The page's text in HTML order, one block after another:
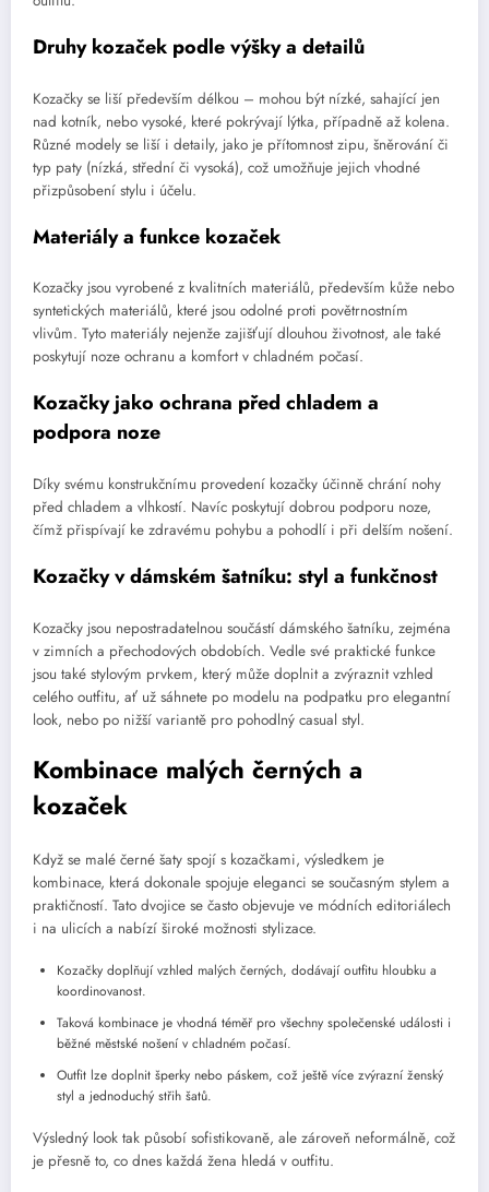
Druhy kozaček podle výšky a detailů
Kozačky se liší především délkou – mohou být nízké, sahající jen
nad kotník, nebo vysoké, které pokrývají lýtka, případně až kolena.
Různé modely se liší i detaily, jako je přítomnost zipu, šněrování či
typ paty (nízká, střední či vysoká), což umožňuje jejich vhodné
přizpůsobení stylu i účelu.
Materiály a funkce kozaček
Kozačky jsou vyrobené z kvalitních materiálů, především kůže nebo
syntetických materiálů, které jsou odolné proti povětrnostním
vlivům. Tyto materiály nejenže zajišťují dlouhou životnost, ale také
poskytují noze ochranu a komfort v chladném počasí.
Kozačky jako ochrana před chladem a
podpora noze
Díky svému konstrukčnímu provedení kozačky účinně chrání nohy
před chladem a vlhkostí. Navíc poskytují dobrou podporu noze,
čímž přispívají ke zdravému pohybu a pohodlí i při delším nošení.
Kozačky v dámském šatníku: styl a funkčnost
Kozačky jsou nepostradatelnou součástí dámského šatníku, zejména
v zimních a přechodových obdobích. Vedle své praktické funkce
jsou také stylovým prvkem, který může doplnit a zvýraznit vzhled
celého outfitu, ať už sáhnete po modelu na podpatku pro elegantní
look, nebo po nižší variantě pro pohodlný casual styl.
Kombinace malých černých a
kozaček
Když se malé černé šaty spojí s kozačkami, výsledkem je
kombinace, která dokonale spojuje eleganci se současným stylem a
praktičností. Tato dvojice se často objevuje ve módních editoriálech
i na ulicích a nabízí široké možnosti stylizace.
Kozačky doplňují vzhled malých černých, dodávají outfitu hloubku a
koordinovanost.
Taková kombinace je vhodná téměř pro všechny společenské události i
běžné městské nošení v chladném počasí.
Outfit lze doplnit šperky nebo páskem, což ještě více zvýrazní ženský
styl a jednoduchý střih šatů.
Výsledný look tak působí sofistikovaně, ale zároveň neformálně, což
je přesně to, co dnes každá žena hledá v outfitu.